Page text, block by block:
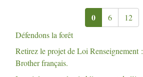
0 6
12
Défendons la forêt
Retirez le projet de Loi Renseignement
Brother français.